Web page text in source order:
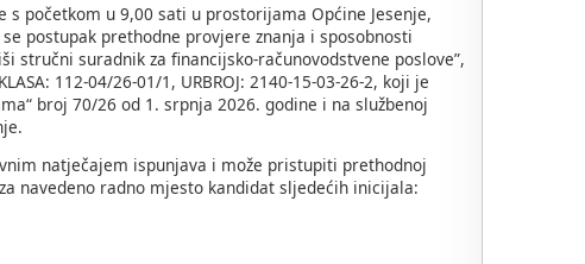
s početkom u 9,00 sati u prostorijama Općine Jesenje,
postupak prethodne provjere znanja i sposobnosti
stručni suradnik za financijsko-računovodstvene poslove”,
112-04/26-01/1, URBROJ: 2140-15-03-26-2, koji je
broj 70/26 od 1. srpnja 2026. godine i na službenoj
natječajem ispunjava i može pristupiti prethodnoj
navedeno radno mjesto kandidat sljedećih inicijala: